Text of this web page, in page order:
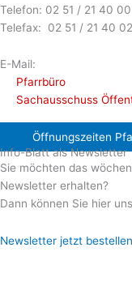
Telefon: 02 51 / 21 40 00
Telefax: 02 51 / 21 40
E-Mail:
Pfarrbüro
Sachausschuss
Öffnungszeiten
Info-Blatt als Newsletter
Sie möchten das
Newsletter erhalten?
Dann können Sie hier
Newsletter jetzt bestellen